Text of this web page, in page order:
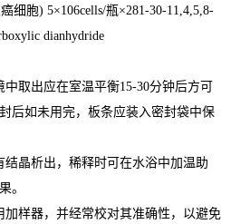
细胞) 5×106cells/瓶×281-30-11,4,5,8-
dianhydride
中取出应在室温平衡15-30分钟后方可
后如未用完，板条应装入密封袋中保
结晶析出，稀释时可在水浴中加温助
。
加样器，并经常校对其准确性，以避免